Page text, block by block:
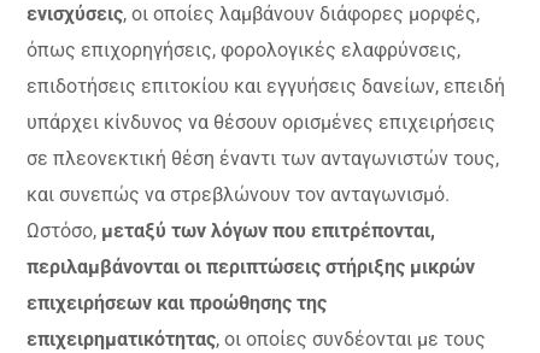
ενισχύσεις, οι οποίες λαμβάνουν διάφορες μορφές,
όπως επιχορηγήσεις, φορολογικές ελαφρύνσεις,
επιδοτήσεις επιτοκίου και εγγυήσεις δανείων, επειδή
υπάρχει κίνδυνος να θέσουν ορισμένες επιχειρήσεις
σε πλεονεκτική θέση έναντι των ανταγωνιστών τους,
και συνεπώς να στρεβλώνουν τον ανταγωνισμό.
Ωστόσο, μεταξύ των λόγων που επιτρέπονται,
περιλαμβάνονται οι περιπτώσεις στήριξης μικρών
επιχειρήσεων και προώθησης της
επιχειρηματικότητας, οι οποίες συνδέονται με τους